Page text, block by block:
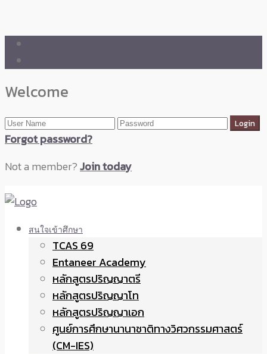
Welcome
Forgot password?
Not a member?Join today
สนใจเข้าศึกษา
TCAS 69
Entaneer Academy
หลักสูตรปริญญาตรี
หลักสูตรปริญญาโท
หลักสูตรปริญญาเอก
ศูนย์การศึกษานานาชาติทางวิศวกรรมศาสตร์
(CM-IES)